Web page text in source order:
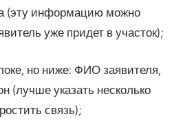
(эту информацию можно
уже придет в участок);
но ниже: ФИО заявителя,
(лучше указать несколько
связь);